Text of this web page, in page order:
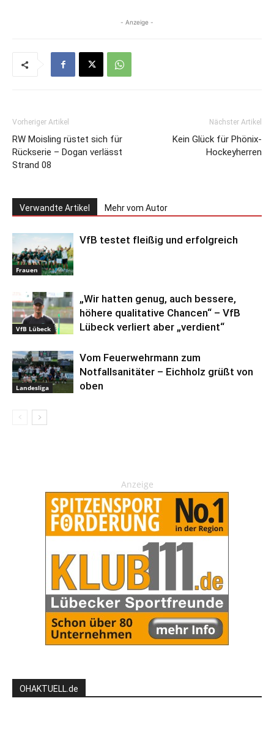
- Anzeige -
Vorheriger Artikel
RW Moisling rüstet sich für
Rückserie – Dogan verlässt
Strand 08
Nächster Artikel
Kein Glück für Phönix-
Hockeyherren
Verwandte Artikel Mehr vom Autor
Frauen
VfB testet fleißig und erfolgreich
VfB Lübeck
„Wir hatten genug, auch bessere,
höhere qualitative Chancen“ – VfB
Lübeck verliert aber „verdient“
Landesliga
Vom Feuerwehrmann zum
Notfallsanitäter – Eichholz grüßt von
oben
Anzeige
OHAKTUELL.de